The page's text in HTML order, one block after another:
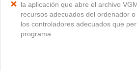
la aplicación que abre el archivo
recursos adecuados del ordenador
los controladores adecuados que
programa.